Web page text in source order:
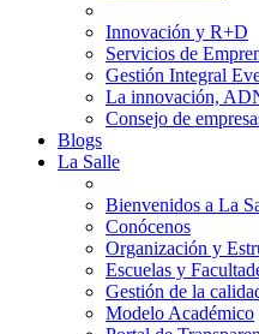
Innovación y R+D
Servicios de
Gestión Integral
La innovación,
Consejo de
Blogs
La Salle
Bienvenidos a La
Conócenos
Organización y
Escuelas y
Gestión de la
Modelo Académico